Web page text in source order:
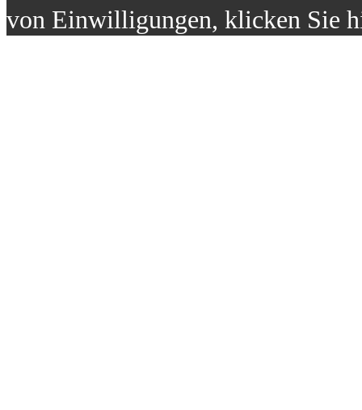
von Einwilligungen, klicken Sie